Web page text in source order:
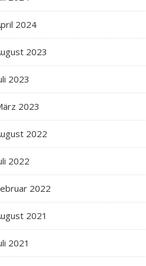
2024
2023
2023
2023
2022
2022
2022
2021
2021